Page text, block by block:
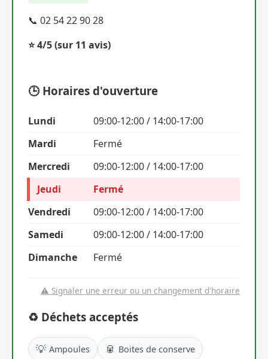
📞 02 54 22 90 28
⭐ 4/5(sur 11 avis)
🕒 Horaires d'ouverture
Lundi
09:00-12:00 / 14:00-17:00
Mardi
Fermé
Mercredi
09:00-12:00 / 14:00-17:00
Jeudi
Fermé
Vendredi
09:00-12:00 / 14:00-17:00
Samedi
09:00-12:00 / 14:00-17:00
Dimanche
Fermé
⚠️ Signaler une erreur ou un changement d'horaire
♻️ Déchets acceptés
💡 Ampoules 🥫 Boites de conserve